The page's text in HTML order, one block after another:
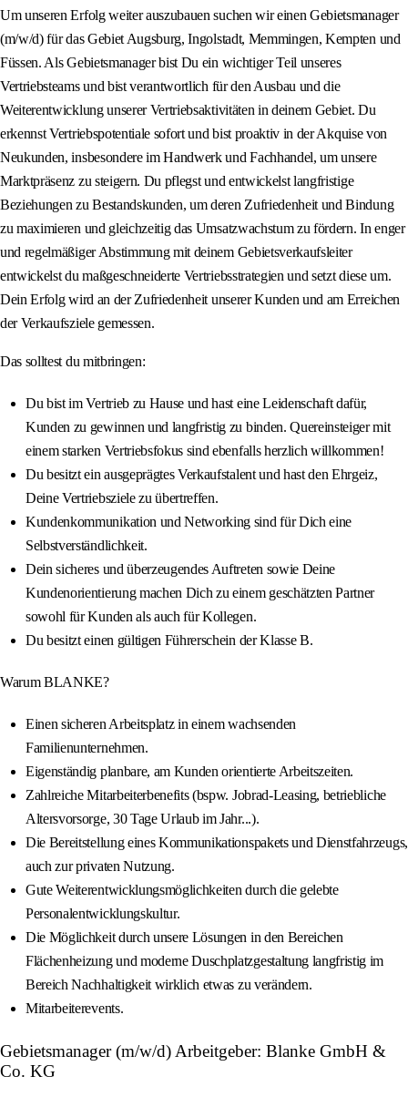
Um unseren Erfolg weiter auszubauen suchen wir einen Gebietsmanager
(m/w/d) für das Gebiet Augsburg, Ingolstadt, Memmingen, Kempten und
Füssen. Als Gebietsmanager bist Du ein wichtiger Teil unseres
Vertriebsteams und bist verantwortlich für den Ausbau und die
Weiterentwicklung unserer Vertriebsaktivitäten in deinem Gebiet. Du
erkennst Vertriebspotentiale sofort und bist proaktiv in der Akquise von
Neukunden, insbesondere im Handwerk und Fachhandel, um unsere
Marktpräsenz zu steigern. Du pflegst und entwickelst langfristige
Beziehungen zu Bestandskunden, um deren Zufriedenheit und Bindung
zu maximieren und gleichzeitig das Umsatzwachstum zu fördern. In enger
und regelmäßiger Abstimmung mit deinem Gebietsverkaufsleiter
entwickelst du maßgeschneiderte Vertriebsstrategien und setzt diese um.
Dein Erfolg wird an der Zufriedenheit unserer Kunden und am Erreichen
der Verkaufsziele gemessen.
Das solltest du mitbringen:
Du bist im Vertrieb zu Hause und hast eine Leidenschaft dafür,
Kunden zu gewinnen und langfristig zu binden. Quereinsteiger mit
einem starken Vertriebsfokus sind ebenfalls herzlich willkommen!
Du besitzt ein ausgeprägtes Verkaufstalent und hast den Ehrgeiz,
Deine Vertriebsziele zu übertreffen.
Kundenkommunikation und Networking sind für Dich eine
Selbstverständlichkeit.
Dein sicheres und überzeugendes Auftreten sowie Deine
Kundenorientierung machen Dich zu einem geschätzten Partner
sowohl für Kunden als auch für Kollegen.
Du besitzt einen gültigen Führerschein der Klasse B.
Warum BLANKE?
Einen sicheren Arbeitsplatz in einem wachsenden
Familienunternehmen.
Eigenständig planbare, am Kunden orientierte Arbeitszeiten.
Zahlreiche Mitarbeiterbenefits (bspw. Jobrad-Leasing, betriebliche
Altersvorsorge, 30 Tage Urlaub im Jahr...).
Die Bereitstellung eines Kommunikationspakets und Dienstfahrzeugs,
auch zur privaten Nutzung.
Gute Weiterentwicklungsmöglichkeiten durch die gelebte
Personalentwicklungskultur.
Die Möglichkeit durch unsere Lösungen in den Bereichen
Flächenheizung und moderne Duschplatzgestaltung langfristig im
Bereich Nachhaltigkeit wirklich etwas zu verändern.
Mitarbeiterevents.
Gebietsmanager (m/w/d) Arbeitgeber: Blanke GmbH &
Co. KG